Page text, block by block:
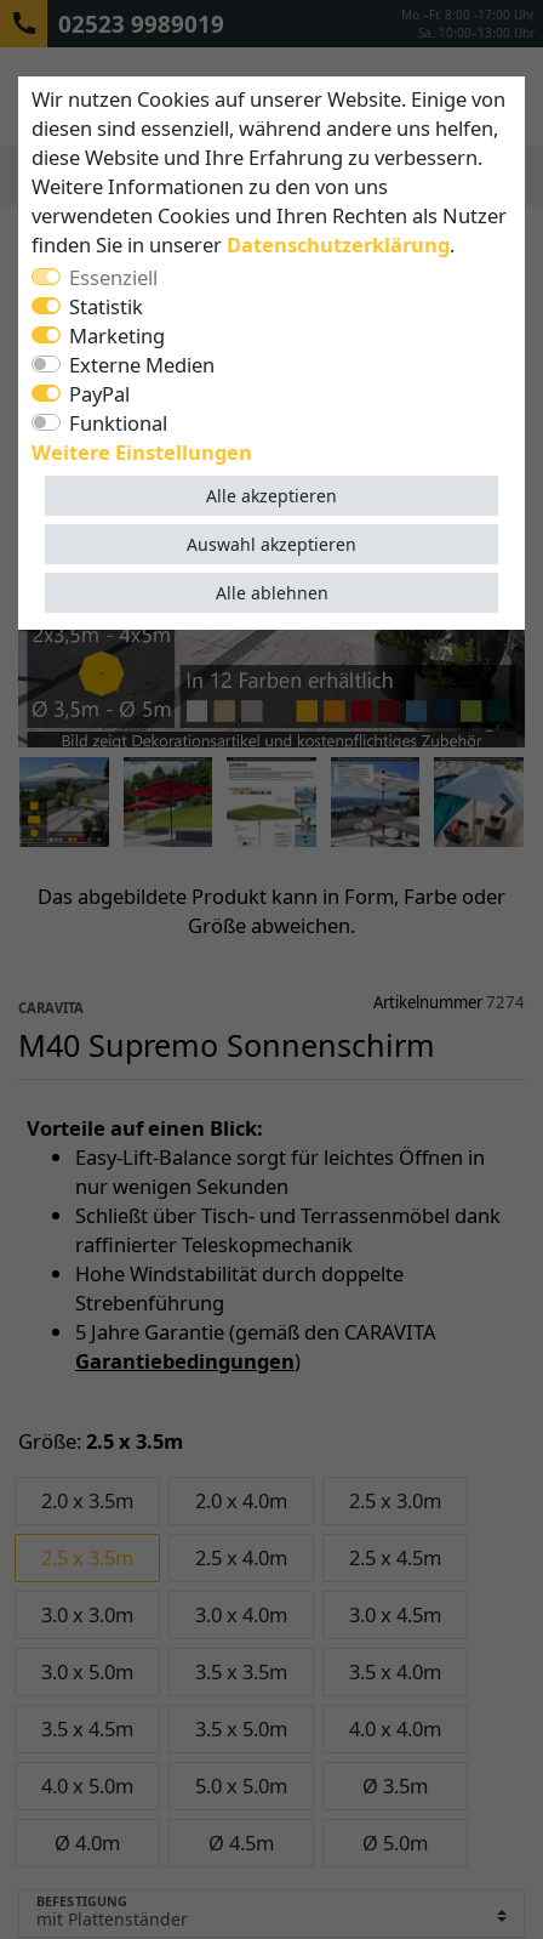
02523 9989019
Mo.–Fr. 8:00 -17:00 Uhr
Sa. 10:00–13:00 Uhr
Das abgebildete Produkt kann in Form, Farbe oder
Größe abweichen.
CARAVITA Artikelnummer7274
M40 Supremo Sonnenschirm
Vorteile auf einen Blick:
Easy-Lift-Balance sorgt für leichtes Öffnen in
nur wenigen Sekunden
Schließt über Tisch- und Terrassenmöbel dank
raffinierter Teleskopmechanik
Hohe Windstabilität durch doppelte
Strebenführung
5 Jahre Garantie (gemäß den CARAVITA
Garantiebedingungen)
Größe: 2.5 x 3.5m
2.0 x 3.5m 2.0 x 4.0m 2.5 x 3.0m
2.5 x 3.5m 2.5 x 4.0m 2.5 x 4.5m
3.0 x 3.0m 3.0 x 4.0m 3.0 x 4.5m
3.0 x 5.0m 3.5 x 3.5m 3.5 x 4.0m
3.5 x 4.5m 3.5 x 5.0m 4.0 x 4.0m
4.0 x 5.0m 5.0 x 5.0m Ø 3.5m
Ø 4.0m Ø 4.5m Ø 5.0m
BEFESTIGUNG
Wir nutzen Cookies auf unserer Website. Einige von
diesen sind essenziell, während andere uns helfen,
diese Website und Ihre Erfahrung zu verbessern.
Weitere Informationen zu den von uns
verwendeten Cookies und Ihren Rechten als Nutzer
finden Sie in unserer Daten­schutz­erklärung.
Essenziell
Statistik
Marketing
Externe Medien
PayPal
Funktional
Weitere Einstellungen
Alle akzeptieren
Alle ablehnen
Auswahl akzeptieren